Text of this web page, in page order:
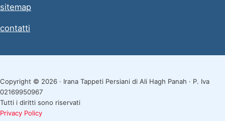
sitemap
contatti
Copyright © 2026 · Irana Tappeti Persiani di Ali Hagh Panah · P. Iva
02169950967
Tutti i diritti sono riservati
Privacy Policy